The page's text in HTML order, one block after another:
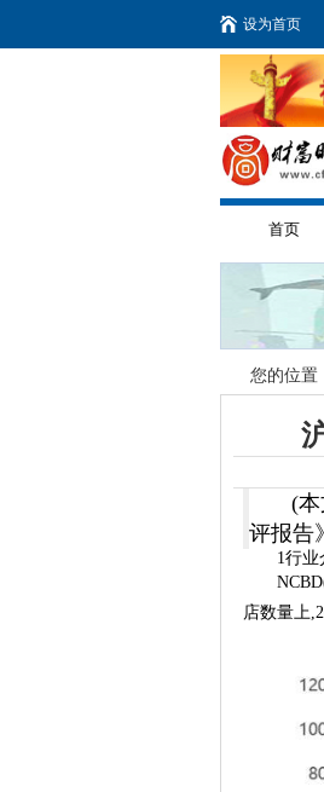
设为首页
首页
您的位置
(
评报告
1行业
店数量上